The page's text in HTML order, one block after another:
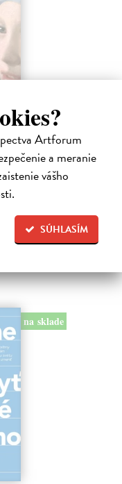
Artforum
a meranie
vášho
SÚHLASÍM
NAŠICH DNÍ:
a mier medzi
ale ich
na sklade